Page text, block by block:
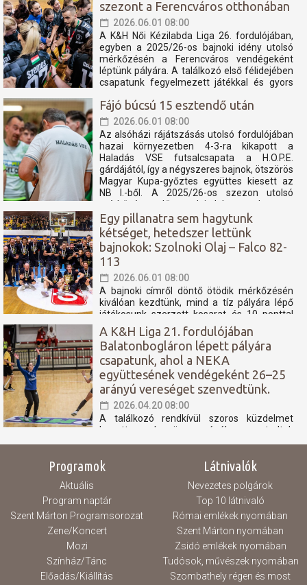
szezont a Ferencváros otthonában
2026.06.01 08:00
A K&H Női Kézilabda Liga 26. fordulójában,
egyben a 2025/26-os bajnoki idény utolsó
mérkőzésén a Ferencváros vendégeként
léptünk pályára. A találkozó első félidejében
csapatunk fegyelmezett játékkal és gyors
tabella második helyén álló fővárosi
együttessel....
Fájó búcsú 15 esztendő után
2026.06.01 08:00
Az alsóházi rájátszásás utolsó fordulójában
hazai környezetben 4-3-ra kikapott a
Haladás VSE futsalcsapata a H.O.P.E.
gárdájától, így a négyszeres bajnok, ötszörös
Magyar Kupa-győztes együttes kiesett az
NB I.-ből. A 2025/26-os szezon utolsó
mérkőzése előtt tudni lehetett, hogy a
Haladás számára még...
Egy pillanatra sem hagytunk
kétséget, hetedszer lettünk
bajnokok: Szolnoki Olaj – Falco 82-
113
2026.06.01 08:00
A bajnoki címről döntő ötödik mérkőzésén
kiválóan kezdtünk, mind a tíz pályára lépő
játékosunk szerzett kosarat és 10 ponttal
megléptünk. Aztán valóságos kosáresőt
zúdítottunk rájuk, a félidőben, 14 pont volt az
előnyünk. A harmadik játékrészben teljesen
szétestek a hazaiak, a hajrában pedig jól
menedzseltük...
A K&H Liga 21. fordulójában
Balatonbogláron lépett pályára
csapatunk, ahol a NEKA
együttesének vendégeként 26–25
arányú vereséget szenvedtünk.
2026.04.20 08:00
A találkozó rendkívül szoros küzdelmet
hozott, azonban összességében nem tudtuk
nagy részében kapkodó játék jellemezte
és eladott labdához vezetett. Ezek a hibák
különösen a...
Programok
Aktuális
Program naptár
Szent Márton Programsorozat
Zene/Koncert
Mozi
Színház/Tánc
Előadás/Kiállítás
Látnivalók
Nevezetes polgárok
Top 10 látnivaló
Római emlékek nyomában
Szent Márton nyomában
Zsidó emlékek nyomában
Tudósok, művészek nyomában
Szombathely régen és most